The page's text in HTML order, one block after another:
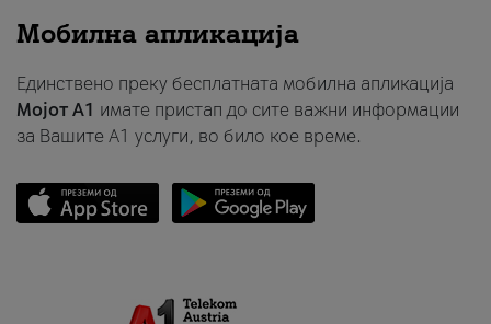
Мобилна апликација
Единствено преку бесплатната мобилна апликација
Мојот A1 имате пристап до сите важни информации
за Вашите A1 услуги, во било кое време.